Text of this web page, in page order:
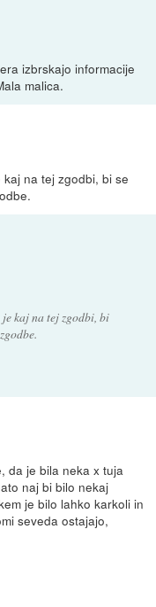
izbrskajo informacije
malica.
na tej zgodbi, bi se
kaj na tej zgodbi, bi
da je bila neka x tuja
naj bi bilo nekaj
je bilo lahko karkoli in
seveda ostajajo,